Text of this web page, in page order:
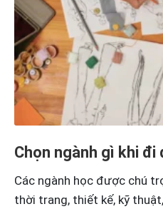
Chọn ngành gì khi đi
Các ngành học được chú
thời trang, thiết kế, kỹ